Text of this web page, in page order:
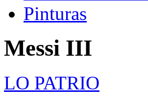
Pinturas
Messi III
LO PATRIO